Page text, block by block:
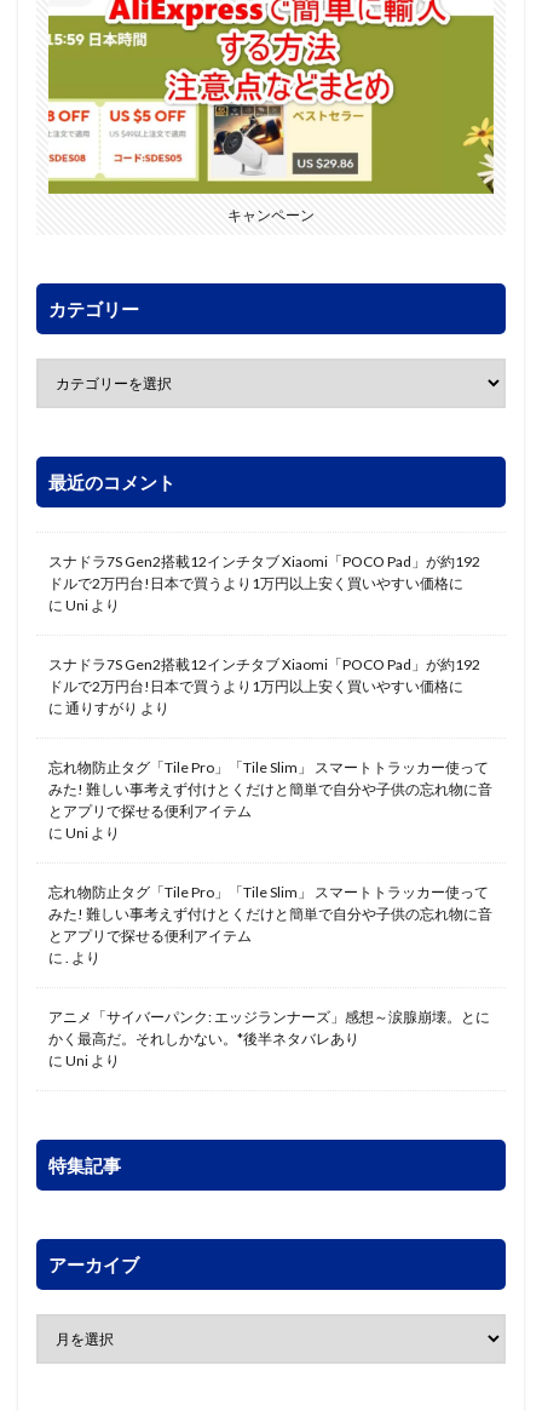
キャンペーン
カテゴリー
最近のコメント
スナドラ7S Gen2搭載12インチタブ Xiaomi「POCO Pad」が約192
ドルで2万円台!日本で買うより1万円以上安く買いやすい価格に
に Uni より
スナドラ7S Gen2搭載12インチタブ Xiaomi「POCO Pad」が約192
ドルで2万円台!日本で買うより1万円以上安く買いやすい価格に
に 通りすがり より
忘れ物防止タグ「Tile Pro」「Tile Slim」 スマートトラッカー使って
みた! 難しい事考えず付けとくだけと簡単で自分や子供の忘れ物に音
とアプリで探せる便利アイテム
に Uni より
忘れ物防止タグ「Tile Pro」「Tile Slim」 スマートトラッカー使って
みた! 難しい事考えず付けとくだけと簡単で自分や子供の忘れ物に音
とアプリで探せる便利アイテム
に
より
アニメ「サイバーパンク: エッジランナーズ」感想～涙腺崩壊。とに
かく最高だ。それしかない。*後半ネタバレあり
に Uni より
特集記事
アーカイブ